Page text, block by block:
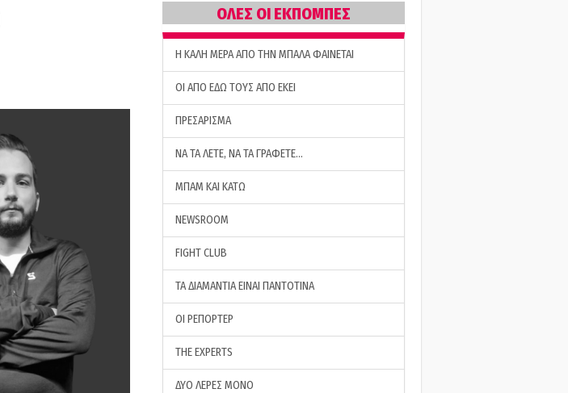
ΟΛΕΣ ΟΙ ΕΚΠΟΜΠΕΣ
H ΚΑΛΗ ΜΕΡΑ ΑΠΟ ΤΗΝ ΜΠΑΛΑ ΦΑΙΝΕΤΑΙ
ΟΙ ΑΠΟ ΕΔΩ ΤΟΥΣ ΑΠΟ ΕΚΕΙ
ΠΡΕΣΑΡΙΣΜΑ
ΝΑ ΤΑ ΛΕΤΕ, ΝΑ ΤΑ ΓΡΑΦΕΤΕ…
ΜΠΑΜ ΚΑΙ ΚΑΤΩ
NEWSROOM
FIGHT CLUB
ΤΑ ΔΙΑΜΑΝΤΙΑ ΕΙΝΑΙ ΠΑΝΤΟΤΙΝΑ
ΟΙ ΡΕΠΟΡΤΕΡ
THE EXPERTS
ΔΥΟ ΛΕΡΕΣ ΜΟΝΟ